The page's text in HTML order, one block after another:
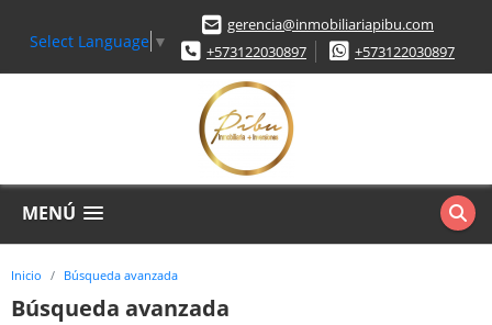
Select Language ▼
gerencia@inmobiliariapibu.com
+573122030897
+573122030897
MENÚ
Inicio Búsqueda avanzada
Búsqueda avanzada